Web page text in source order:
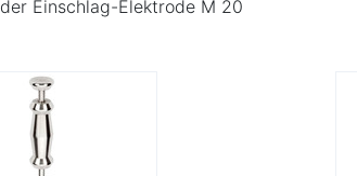
Einschlag-Elektrode M 20